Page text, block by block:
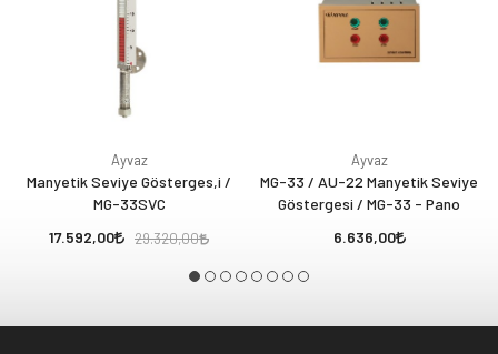
Ayvaz
Manyetik Seviye Gösterges,i /
MG-33SVC
17.592,00
29.320,00
Ayvaz
MG-33 / AU-22 Manyetik Seviye
Göstergesi / MG-33 - Pano
6.636,00